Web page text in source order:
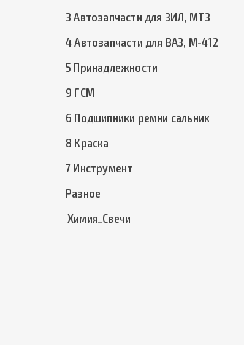
3 Автозапчасти для ЗИЛ, МТЗ
4 Автозапчасти для ВАЗ, М-412
5 Принадлежности
9 ГСМ
6 Подшипники ремни сальник
8 Краска
7 Инструмент
Разное
Химия_Свечи